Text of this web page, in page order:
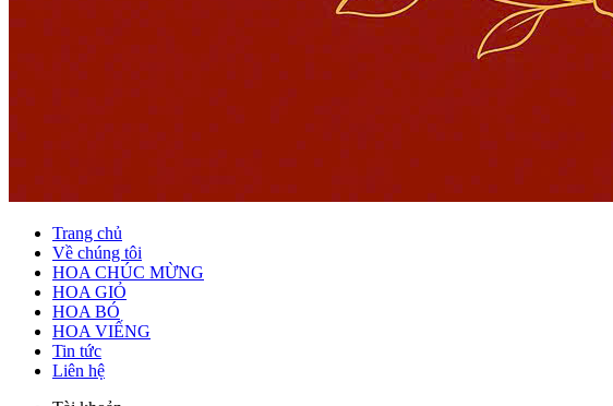
Trang chủ
Về chúng tôi
HOA CHÚC MỪNG
HOA GIỎ
HOA BÓ
HOA VIẾNG
Tin tức
Liên hệ